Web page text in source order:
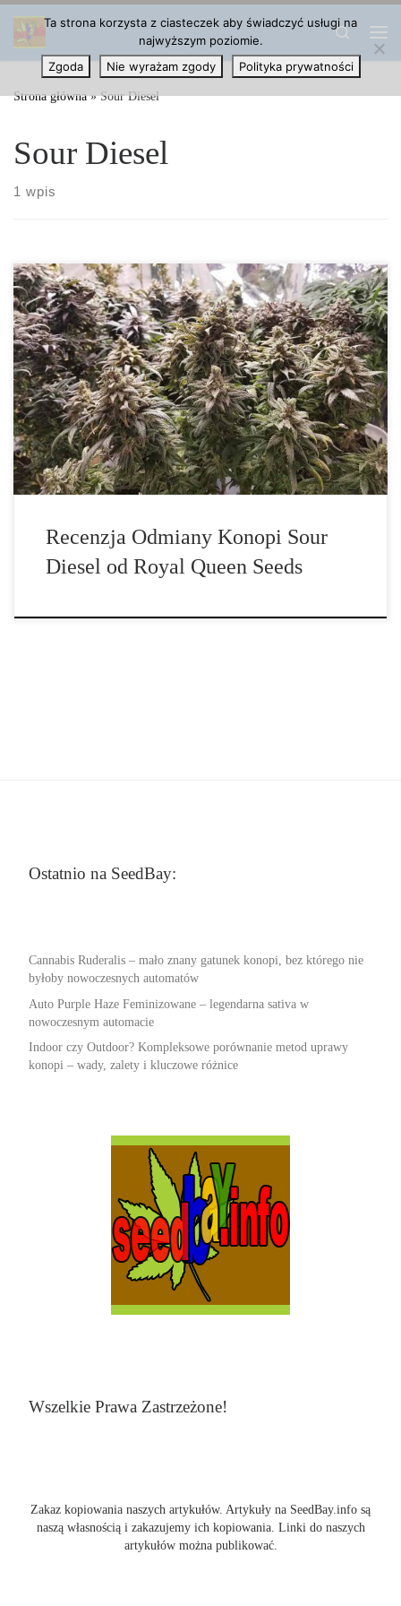
Przejdź do treści
Search
Strona główna » Sour Diesel
Sour Diesel
1 wpis
Sour Diesel od Royal Queen Seeds: Recenzja Legendarnej
Odmiany Sativa Sour Diesel to jedna z najbardziej znanych i
cenionych odmian […]
Recenzja Odmiany Konopi Sour
Diesel od Royal Queen Seeds
Ostatnio na SeedBay:
Cannabis Ruderalis – mało znany gatunek konopi, bez którego nie
byłoby nowoczesnych automatów
Auto Purple Haze Feminizowane – legendarna sativa w
nowoczesnym automacie
Indoor czy Outdoor? Kompleksowe porównanie metod uprawy
konopi – wady, zalety i kluczowe różnice
Wszelkie Prawa Zastrzeżone!
Zakaz kopiowania naszych artykułów. Artykuły na SeedBay.info są
naszą własnością i zakazujemy ich kopiowania. Linki do naszych
artykułów można publikować.
Ta strona korzysta z ciasteczek aby świadczyć usługi na
najwyższym poziomie.
Zgoda
Nie wyrażam zgody Polityka prywatności